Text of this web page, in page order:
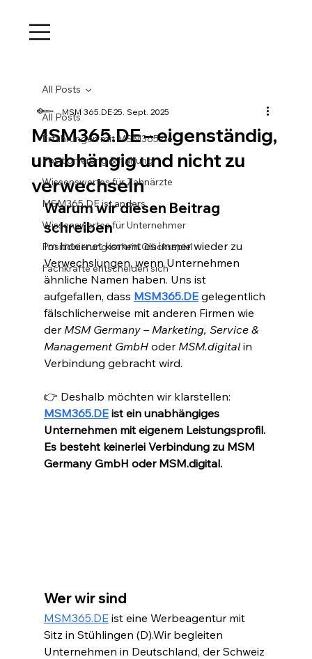
All Posts
Erfahrungen mit MSM365.de
Positionierung & Haltung
Wissenswertes für Zahnärzte
MSM365.DE ist anders
Wissenswertes für Unternehmer
Positionierung ist kein Glücksspiel
Fachkräfte entscheiden sich
All Posts
MSM365.DE – eigenständig,
unabhängig und nicht zu
verwechseln
MSM 365.DE25. Sept. 2025
Warum wir diesen Beitrag
schreiben
Im Internet kommt es immer wieder zu
Verwechslungen, wenn Unternehmen
ähnliche Namen haben. Uns ist
aufgefallen, dass MSM365.DE gelegentlich
fälschlicherweise mit anderen Firmen wie
der MSM Germany – Marketing, Service &
Management GmbH oder MSM.digital in
Verbindung gebracht wird.
👉 Deshalb möchten wir klarstellen:
MSM365.DE ist ein unabhängiges
Unternehmen mit eigenem Leistungsprofil.
Es besteht keinerlei Verbindung zu MSM
Germany GmbH oder MSM.digital.
Wer wir sind
MSM365.DE ist eine Werbeagentur mit
Sitz in Stühlingen (D).Wir begleiten
Unternehmen in Deutschland, der Schweiz